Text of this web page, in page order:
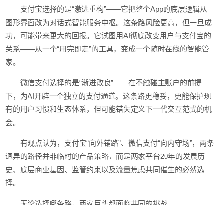
支付宝选择的是“激进重构”——它把整个App的底层逻辑从
图形界面改为对话式智能服务中枢。这条路风险更高，但一旦成
功，可能带来更大的回报。它试图用AI彻底改变用户与支付宝的
关系——从一个“用完即走”的工具，变成一个随时在线的智能管
家。
微信支付选择的是“渐进改良”——在不触碰主账户的前提
下，为AI开辟一个独立的支付通道。这条路更稳妥，更能保护现
有的用户习惯和生态体系，但可能错失定义下一代交互范式的机
会。
有观点认为，支付宝“向外铺路”、微信支付“向内守场”，两条
迥异的路径并非临时的产品策略，而是两家平台20年的发展历
史、底层商业基因、监管约束以及流量焦虑共同催生的必然选
择。
无论选择哪条路，两家巨头都面临共同的挑战。